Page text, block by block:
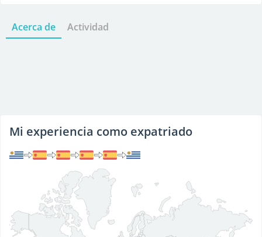
Acerca de Actividad
Mi experiencia como expatriado